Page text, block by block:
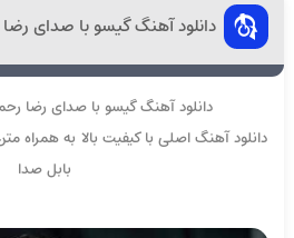
دانلود آهنگ گیسو با صدای
دانلود آهنگ گیسو با صدای رضا
دانلود آهنگ اصلی با کیفیت بالا به
بابل صدا